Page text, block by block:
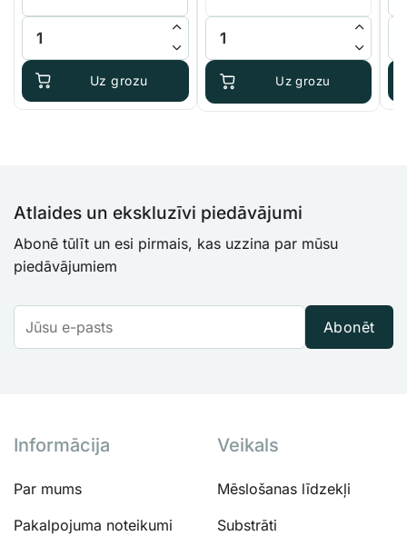
Advanced Hydroponics Dutch Formula - Micro daudzums
Uz grozu
Canna Bio Boost daudzums
Uz grozu
Atlaides un ekskluzīvi piedāvājumi
Abonē tūlīt un esi pirmais, kas uzzina par mūsu
piedāvājumiem
Abonēt
Informācija
Par mums
Pakalpojuma noteikumi
Veikals
Mēslošanas līdzekļi
Substrāti